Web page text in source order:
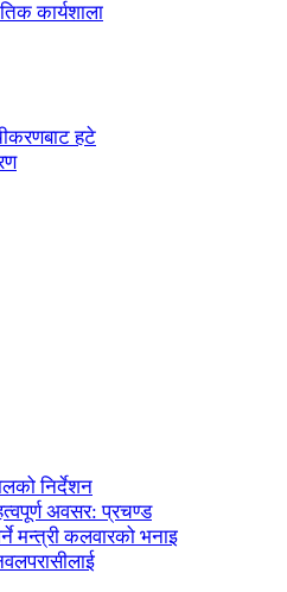
कार्यशाला
हटे
निर्देशन
अवसर: प्रचण्ड
मन्त्री कलवारको भनाइ